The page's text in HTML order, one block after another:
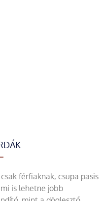
férfiaknak, csupa pasis
is lehetne jobb